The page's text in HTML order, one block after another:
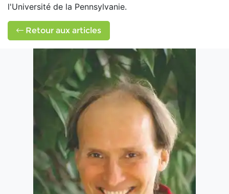
l'Université de la Pennsylvanie.
Retour aux articles